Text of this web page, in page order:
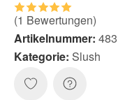
(1 Bewertungen)
Artikelnummer: 483
Kategorie: Slush